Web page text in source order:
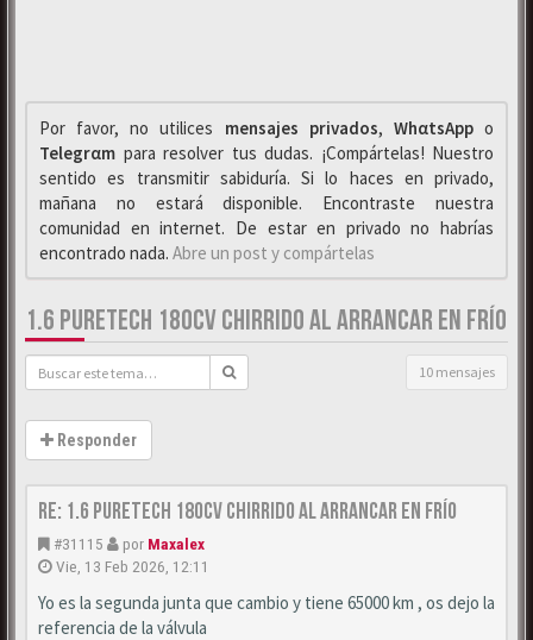
Por favor, no utilices mensajes privados, WhαtsAppo
Telegrαm para resolver tus dudas. ¡Compártelas! Nuestro
sentido es transmitir sabiduría. Si lo haces en privado,
mañana no estará disponible. Encontraste nuestra
comunidad en internet. De estar en privado no habrías
encontrado nada. Abre un post y compártelas
1.6 PURETECH 180CV CHIRRIDO AL ARRANCAR EN FRÍO
10 mensajes
Responder
Re: 1.6 puretech 180cv chirrido al arrancar en frío
#31115 por Maxalex
Vie, 13 Feb 2026, 12:11
Yo es la segunda junta que cambio y tiene 65000 km , os dejo la
referencia de la válvula